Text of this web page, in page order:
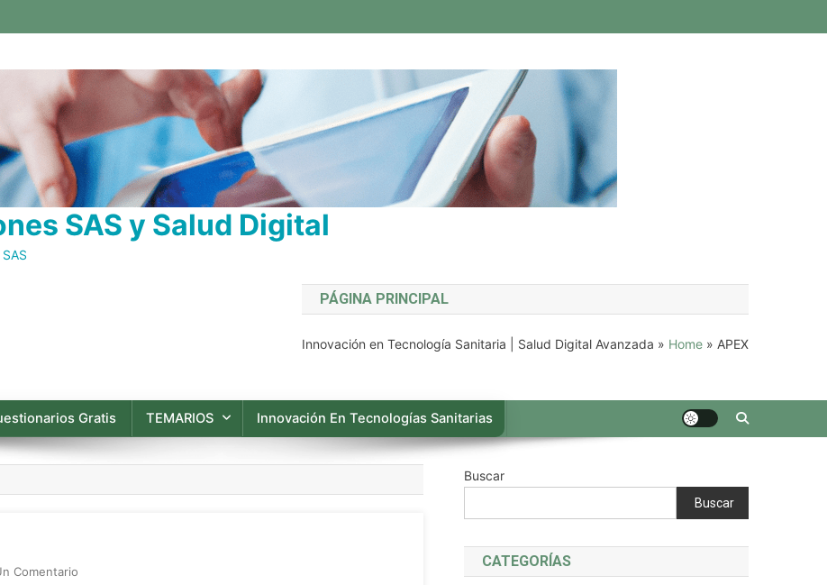
SAS y Salud Digital
PÁGINA PRINCIPAL
Innovación en Tecnología Sanitaria | Salud Digital Avanzada » Home » APEX
Gratis TEMARIOS Innovación En Tecnologías Sanitarias
Comentario
Buscar
Buscar
CATEGORÍAS